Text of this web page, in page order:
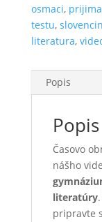
osmaci,
testu,
literatura,
Popis
Popis
Časovo
nášho
literatúry
pripravte